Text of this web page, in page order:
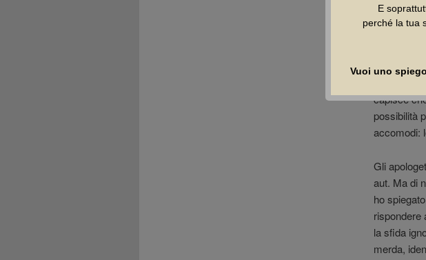
Ora
leggerlo
risposta
Secondo
capisce
possibilità
accomodi:
Gli
aut. Ma di
ho
rispondere
la sfida
merda,
E
perché la tua
Vuoi uno